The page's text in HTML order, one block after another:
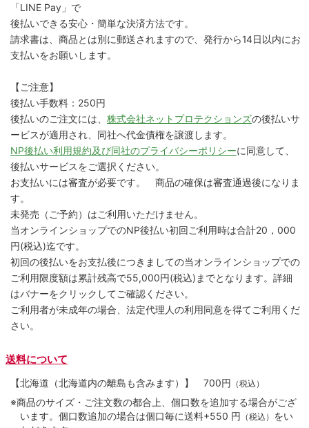
「LINE Pay」で
後払いできる安心・簡単な決済方法です。
請求書は、商品とは別に郵送されますので、発行から14日以内にお
支払いをお願いします。
【ご注意】
後払い手数料：250円
後払いのご注文には、 株式会社ネットプロテクションズの後払いサ
ービスが適用され、同社へ代金債権を譲渡します。
NP後払い利用規約及び同社のプライバシーポリシーに同意して、
後払いサービスをご選択ください。
お支払いには審査が必要です。 商品の確保は審査通過後になりま
す。
未発売（ご予約）はご利用いただけません。
当オンラインショップでのNP後払い初回ご利用時は合計20，000
円(税込)迄です。
初回の後払いをお支払後につきましての当オンラインショップでの
ご利用限度額は累計残高で55,000円(税込)までとなります。詳細
はバナーをクリックしてご確認ください。
ご利用者が未成年の場合、法定代理人の利用同意を得てご利用くだ
さい。
送料について
【北海道（北海道内の離島も含みます）】 700円 （税込）
※商品のサイズ・ご注文数の都合上、個口数を追加する場合がござ
います。個口数追加の場合は個口毎に送料+550 円 （税込） をい